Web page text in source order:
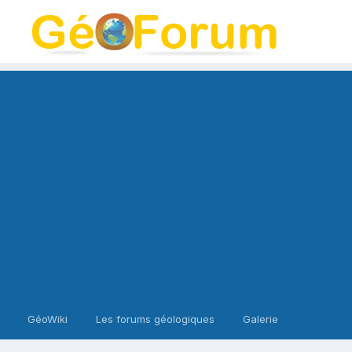
GéoWiki Les forums géologiques Galerie